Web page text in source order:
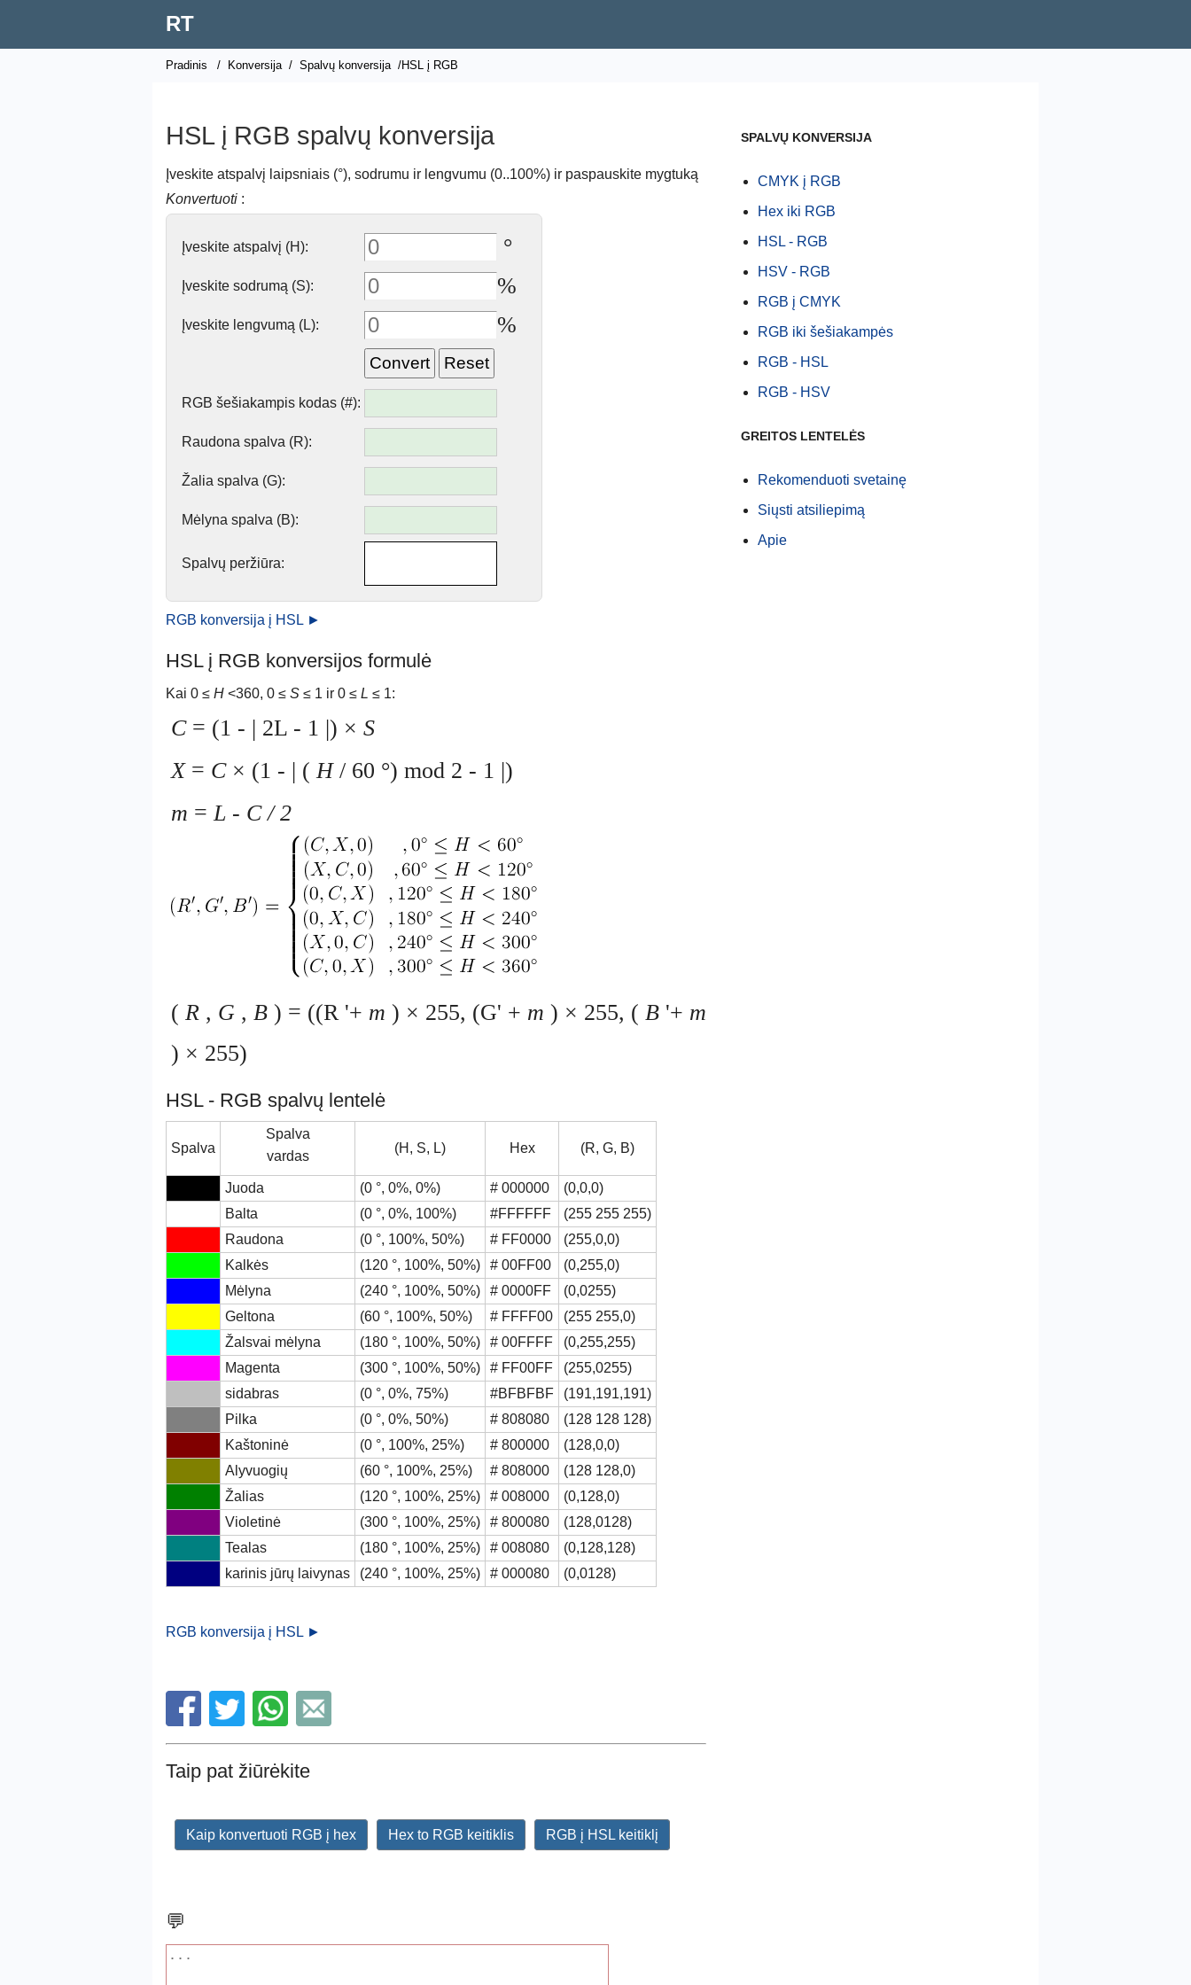
RT
Pradinis / Konversija / Spalvų konversija /HSL į RGB
HSL į RGB spalvų konversija
Įveskite atspalvį laipsniais (°), sodrumu ir lengvumu (0..100%) ir paspauskite mygtuką
Konvertuoti :
Įveskite atspalvį (H): °
Įveskite sodrumą (S): %
Įveskite lengvumą (L): %
RGB šešiakampis kodas (#):
Raudona spalva (R):
Žalia spalva (G):
Mėlyna spalva (B):
Spalvų peržiūra:
RGB konversija į HSL ►
HSL į RGB konversijos formulė
Kai 0 ≤ H <360, 0 ≤ S ≤ 1 ir 0 ≤ L ≤ 1:
C= (1 - | 2L - 1 |) × S
X= C× (1 - | (H/ 60 °) mod 2 - 1 |)
m =L - C / 2
( R , G , B ) = ((R '+ m ) × 255, (G' + m ) × 255, ( B '+ m
) × 255)
HSL - RGB spalvų lentelė
Spalva
Spalva
vardas
(H, S, L) Hex (R, G, B)
Juoda (0 °, 0%, 0%) # 000000
(0,0,0)
Balta
(0 °, 0%, 100%) #FFFFFF
(255 255 255)
Raudona
(0 °, 100%, 50%) # FF0000
(255,0,0)
Kalkės
(120 °, 100%, 50%) # 00FF00
(0,255,0)
Mėlyna
(240 °, 100%, 50%) # 0000FF
(0,0255)
Geltona
(60 °, 100%, 50%) # FFFF00
(255 255,0)
Žalsvai mėlyna
(180 °, 100%, 50%) # 00FFFF
(0,255,255)
Magenta
(300 °, 100%, 50%) # FF00FF
(255,0255)
sidabras
(0 °, 0%, 75%) #BFBFBF
(191,191,191)
Pilka
(0 °, 0%, 50%) # 808080
(128 128 128)
Kaštoninė
(0 °, 100%, 25%) # 800000
(128,0,0)
Alyvuogių
(60 °, 100%, 25%) # 808000
(128 128,0)
Žalias
(120 °, 100%, 25%) # 008000
(0,128,0)
Violetinė
(300 °, 100%, 25%) # 800080
(128,0128)
Tealas
(180 °, 100%, 25%) # 008080
(0,128,128)
karinis jūrų laivynas
(240 °, 100%, 25%) # 000080 (0,0128)
RGB konversija į HSL ►
Taip pat žiūrėkite
Kaip konvertuoti RGB į hex Hex to RGB keitiklis RGB į HSL keitiklį
💬
SPALVŲ KONVERSIJA
CMYK į RGB
Hex iki RGB
HSL - RGB
HSV - RGB
RGB į CMYK
RGB iki šešiakampės
RGB - HSL
RGB - HSV
GREITOS LENTELĖS
Rekomenduoti svetainę
Siųsti atsiliepimą
Apie